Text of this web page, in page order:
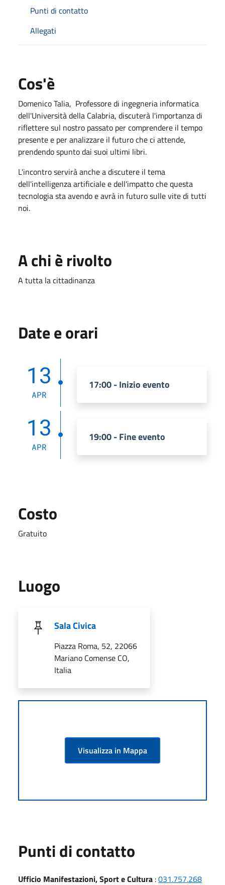
Punti di contatto
Allegati
Cos'è
Domenico Talia, Professore di ingegneria informatica
dell'Università della Calabria, discuterà l'importanza di
riflettere sul nostro passato per comprendere il tempo
presente e per analizzare il futuro che ci attende,
prendendo spunto dai suoi ultimi libri.
L'incontro servirà anche a discutere il tema
dell'intelligenza artificiale e dell'impatto che questa
tecnologia sta avendo e avrà in futuro sulle vite di tutti
noi.
A chi è rivolto
A tutta la cittadinanza
Date e orari
13
APR
17:00 - Inizio evento
13
APR
19:00 - Fine evento
Costo
Gratuito
Luogo
Sala Civica
Piazza Roma, 52, 22066
Mariano Comense CO,
Italia
Visualizza in Mappa
Punti di contatto
Ufficio Manifestazioni, Sport e Cultura :031.757.268